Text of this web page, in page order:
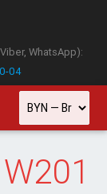
WhatsApp):
04
W201